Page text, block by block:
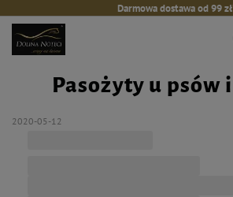
Darmowa dostawa od 99
Pasożyty u psów
2020-05-12